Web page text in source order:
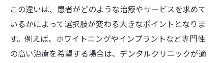
専門外来の有無が歯科選びに重要な理由
歯科医院が苦手な方にも安心なクリニック探し
のコツ
歯科が苦手な人に優しいデンタルクリニッ
この違いは、患者がどのような治療やサービスを求めて
いるかによって選択肢が変わる大きなポイントとなりま
す。例えば、ホワイトニングやインプラントなど専門性
の高い治療を希望する場合は、デンタルクリニックが適